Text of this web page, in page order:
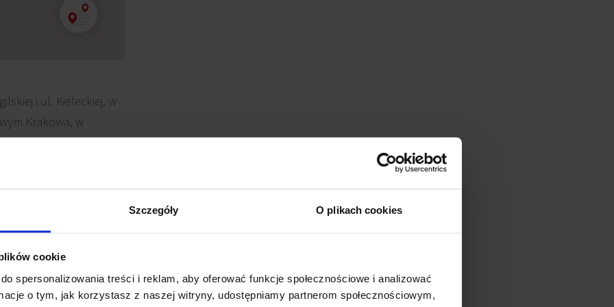
Szczegóły O plikach cookies
cookie
spersonalizowania treści i reklam, aby oferować funkcje społecznościowe i analizować
o tym, jak korzystasz z naszej witryny, udostępniamy partnerom społecznościowym,
i ul. Kieleckiej, w
Krakowa, w
Rejonowego i
Dużą zaletą
węzłów
budynek
jak i